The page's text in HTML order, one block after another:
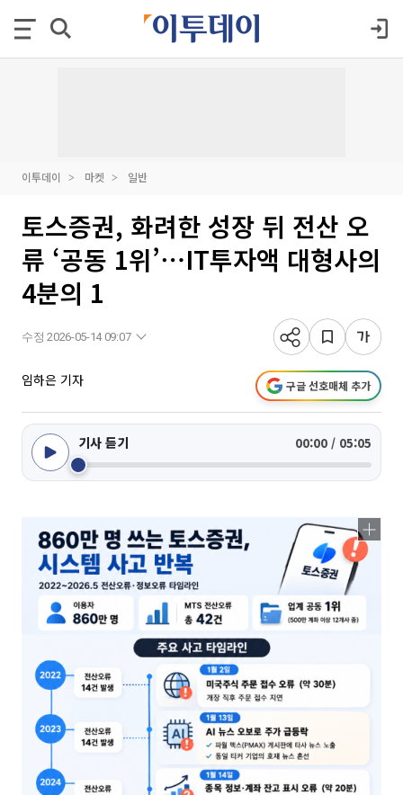
이투데이 마켓 일반
토스증권, 화려한 성장 뒤 전산 오
류 ‘공동 1위’⋯IT투자액 대형사의
4분의 1
수정 2026-05-14 09:07
임하은 기자 구글 선호매체 추가
기사 듣기 00:00 / 05:05